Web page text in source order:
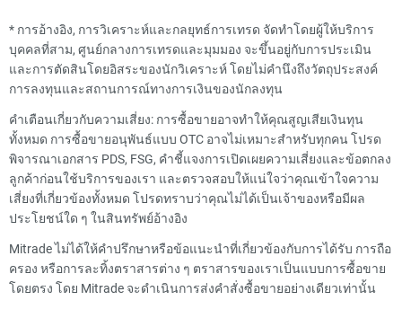
* การอ้างอิง, การวิเคราะห์และกลยุทธ์การเทรด จัดทำโดยผู้ให้บริการ
บุคคลที่สาม, ศูนย์กลางการเทรดและมุมมอง จะขึ้นอยู่กับการประเมิน
และการตัดสินโดยอิสระของนักวิเคราะห์ โดยไม่คำนึงถึงวัตถุประสงค์
การลงทุนและสถานการณ์ทางการเงินของนักลงทุน
คำเตือนเกี่ยวกับความเสี่ยง: การซื้อขายอาจทำให้คุณสูญเสียเงินทุน
ทั้งหมด การซื้อขายอนุพันธ์แบบ OTC อาจไม่เหมาะสำหรับทุกคน โปรด
พิจารณาเอกสาร PDS, FSG, คำชี้แจงการเปิดเผยความเสี่ยงและข้อตกลง
ลูกค้าก่อนใช้บริการของเรา และตรวจสอบให้แน่ใจว่าคุณเข้าใจความ
เสี่ยงที่เกี่ยวข้องทั้งหมด โปรดทราบว่าคุณไม่ได้เป็นเจ้าของหรือมีผล
ประโยชน์ใด ๆ ในสินทรัพย์อ้างอิง
Mitrade ไม่ได้ให้คำปรึกษาหรือข้อแนะนำที่เกี่ยวข้องกับการได้รับ การถือ
ครอง หรือการละทิ้งตราสารต่าง ๆ ตราสารของเราเป็นแบบการซื้อขาย
โดยตรง โดย Mitrade จะดำเนินการส่งคำสั่งซื้อขายอย่างเดียวเท่านั้น